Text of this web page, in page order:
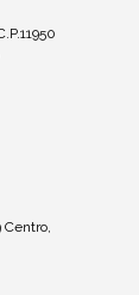
Centro,